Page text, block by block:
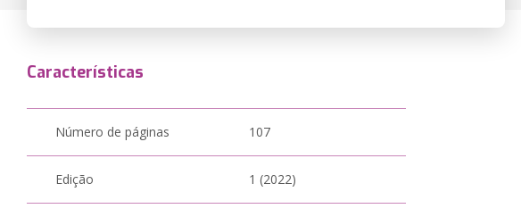
Características
Número de páginas 107
Edição 1 (2022)